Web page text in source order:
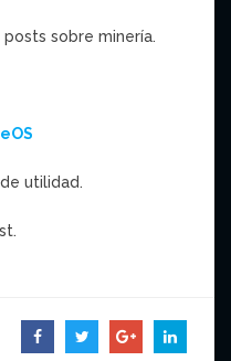
sobre minería.
utilidad.